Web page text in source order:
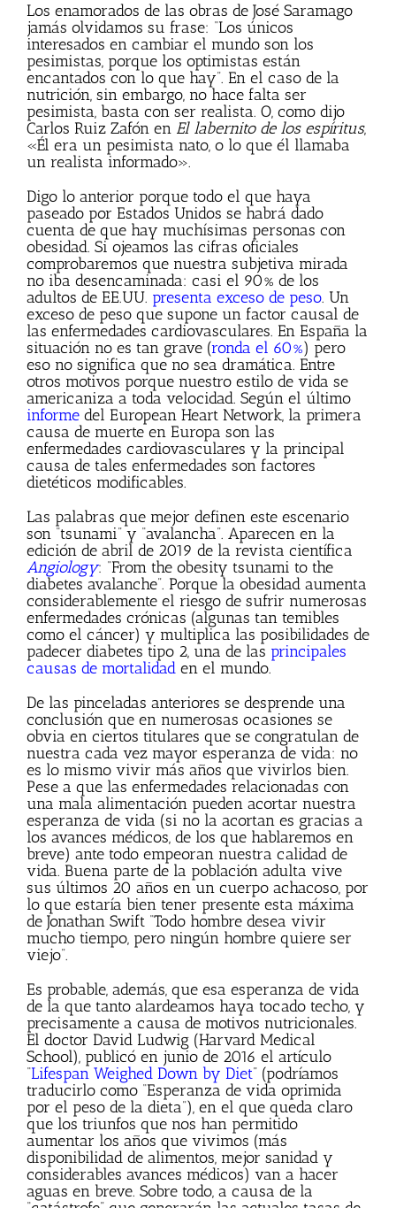
Los enamorados de las obras de José Saramago
jamás olvidamos su frase: “Los únicos
interesados en cambiar el mundo son los
pesimistas, porque los optimistas están
encantados con lo que hay”. En el caso de la
nutrición, sin embargo, no hace falta ser
pesimista, basta con ser realista. O, como dijo
Carlos Ruiz Zafón en El labernito de los espíritus,
«Él era un pesimista nato, o lo que él llamaba
un realista informado».
Digo lo anterior porque todo el que haya
paseado por Estados Unidos se habrá dado
cuenta de que hay muchísimas personas con
obesidad. Si ojeamos las cifras oficiales
comprobaremos que nuestra subjetiva mirada
no iba desencaminada: casi el 90% de los
adultos de EE.UU. presenta exceso de peso. Un
exceso de peso que supone un factor causal de
las enfermedades cardiovasculares. En España la
situación no es tan grave (ronda el 60%) pero
eso no significa que no sea dramática. Entre
otros motivos porque nuestro estilo de vida se
americaniza a toda velocidad. Según el último
informe del European Heart Network, la primera
causa de muerte en Europa son las
enfermedades cardiovasculares y la principal
causa de tales enfermedades son factores
dietéticos modificables.
Las palabras que mejor definen este escenario
son “tsunami” y “avalancha”. Aparecen en la
edición de abril de 2019 de la revista científica
Angiology: “From the obesity tsunami to the
diabetes avalanche”. Porque la obesidad aumenta
considerablemente el riesgo de sufrir numerosas
enfermedades crónicas (algunas tan temibles
como el cáncer) y multiplica las posibilidades de
padecer diabetes tipo 2, una de las principales
causas de mortalidad en el mundo.
De las pinceladas anteriores se desprende una
conclusión que en numerosas ocasiones se
obvia en ciertos titulares que se congratulan de
nuestra cada vez mayor esperanza de vida: no
es lo mismo vivir más años que vivirlos bien.
Pese a que las enfermedades relacionadas con
una mala alimentación pueden acortar nuestra
esperanza de vida (si no la acortan es gracias a
los avances médicos, de los que hablaremos en
breve) ante todo empeoran nuestra calidad de
vida. Buena parte de la población adulta vive
sus últimos 20 años en un cuerpo achacoso, por
lo que estaría bien tener presente esta máxima
de Jonathan Swift “Todo hombre desea vivir
mucho tiempo, pero ningún hombre quiere ser
viejo”.
Es probable, además, que esa esperanza de vida
de la que tanto alardeamos haya tocado techo, y
precisamente a causa de motivos nutricionales.
El doctor David Ludwig (Harvard Medical
School), publicó en junio de 2016 el artículo
“Lifespan Weighed Down by Diet” (podríamos
traducirlo como “Esperanza de vida oprimida
por el peso de la dieta”), en el que queda claro
que los triunfos que nos han permitido
aumentar los años que vivimos (más
disponibilidad de alimentos, mejor sanidad y
considerables avances médicos) van a hacer
aguas en breve. Sobre todo, a causa de la